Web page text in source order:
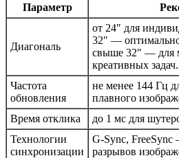
Параметр
Диагональ
от 24″ для
32″ —
свыше 32″ — для
креативных задач.
Частота
обновления
не менее 144 Гц
плавного
Время отклика
до 1 мс для
Технологии
синхронизации
G-Sync, FreeSync
разрывов